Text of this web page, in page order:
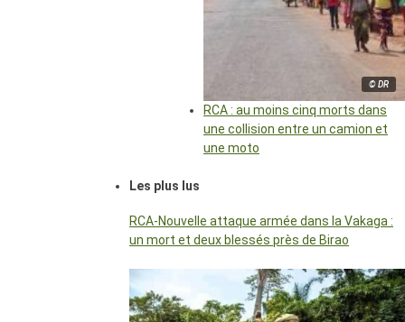
© DR
RCA : au moins cinq morts dans
une collision entre un camion et
une moto
Les plus lus
RCA-Nouvelle attaque armée dans la Vakaga :
un mort et deux blessés près de Birao